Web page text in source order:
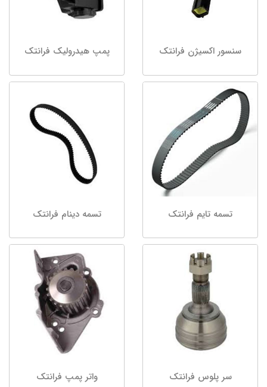
سنسور اکسیژن فرانتک پمپ هیدرولیک فرانتک
تسمه تایم فرانتک تسمه دینام فرانتک
سر پلوس فرانتک واتر پمپ فرانتک